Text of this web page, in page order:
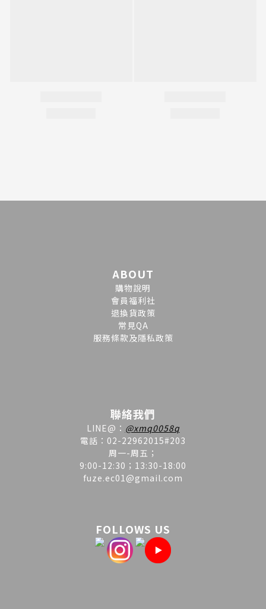
ABOUT
購物說明
會員福利社
退換貨政策
常見QA
服務條款及隱私政策
聯絡我們
LINE@ ： @xmq0058q
電話：02-22962015#203
周一-周五；
9:00-12:30；13:30-18:00
fuze.ec01@gmail.com
FOLLOWS US